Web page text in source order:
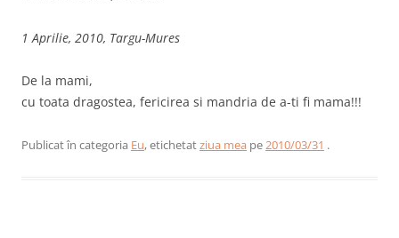
1 Aprilie, 2010, Targu-Mures
De la mami,
cu toata dragostea, fericirea si mandria de a-ti fi mama!!!
Publicat în categoria Eu, etichetatziua mea pe2010/03/31 .